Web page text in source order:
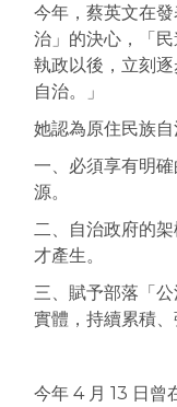
今年，蔡英文在
治」的決心，「
執政以後，立刻
自治。」
她認為原住民族
一、必須享有明
源。
二、自治政府的
才產生。
三、賦予部落「
實體，持續累積、
今年 4 月 13 日曾